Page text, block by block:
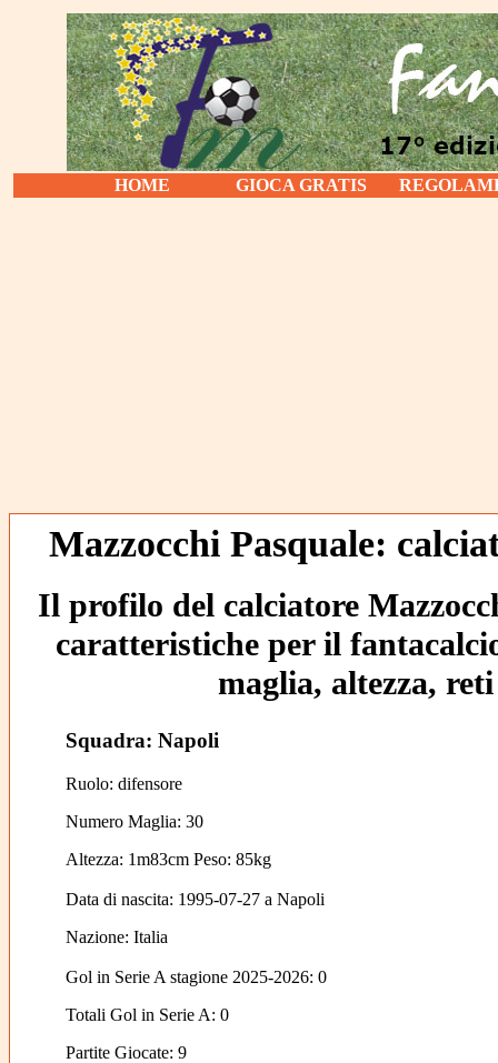
HOME GIOCA GRATIS
Mazzocchi Pasquale:
Il profilo del calciatore
caratteristiche per il
maglia, altezza,
Squadra: Napoli
Ruolo: difensore
Numero Maglia: 30
Altezza: 1m83cm Peso: 85kg
Data di nascita: 1995-07-27 a Napoli
Nazione: Italia
Gol in Serie A stagione 2025-2026: 0
Totali Gol in Serie A: 0
Partite Giocate: 9